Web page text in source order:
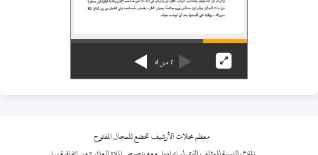
1من4
معظم مجلات الأرشيف تخضع للمجال المفتوح